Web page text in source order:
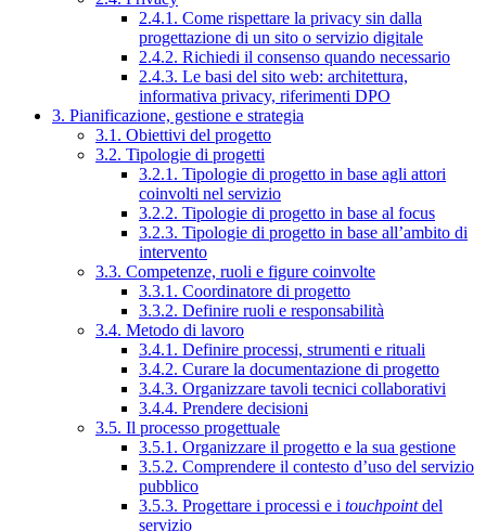
2.4.1. Come rispettare la privacy sin dalla
progettazione di un sito o servizio digitale
2.4.2. Richiedi il consenso quando necessario
2.4.3. Le basi del sito web: architettura,
informativa privacy, riferimenti DPO
3. Pianificazione, gestione e strategia
3.1. Obiettivi del progetto
3.2. Tipologie di progetti
3.2.1. Tipologie di progetto in base agli attori
coinvolti nel servizio
3.2.2. Tipologie di progetto in base al focus
3.2.3. Tipologie di progetto in base all’ambito di
intervento
3.3. Competenze, ruoli e figure coinvolte
3.3.1. Coordinatore di progetto
3.3.2. Definire ruoli e responsabilità
3.4. Metodo di lavoro
3.4.1. Definire processi, strumenti e rituali
3.4.2. Curare la documentazione di progetto
3.4.3. Organizzare tavoli tecnici collaborativi
3.4.4. Prendere decisioni
3.5. Il processo progettuale
3.5.1. Organizzare il progetto e la sua gestione
3.5.2. Comprendere il contesto d’uso del servizio
pubblico
3.5.3. Progettare i processi e i touchpointdel
servizio